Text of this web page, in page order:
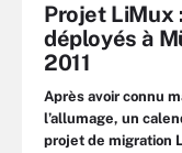
Projet LiMux
déployés à
2011
Après avoir connu
l’allumage, un
projet de migration